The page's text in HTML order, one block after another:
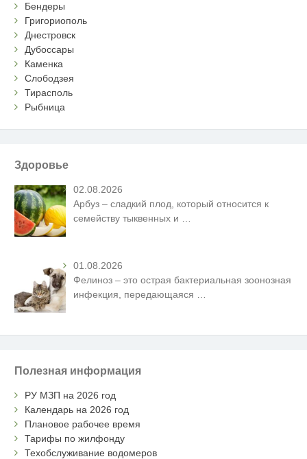
Бендеры
Григориополь
Днестровск
Дубоссары
Каменка
Слободзея
Тирасполь
Рыбница
Здоровье
02.08.2026
Арбуз – сладкий плод, который относится к
семейству тыквенных и
01.08.2026
Фелиноз – это острая бактериальная зоонозная
инфекция, передающаяся
Полезная информация
РУ МЗП на 2026 год
Календарь на 2026 год
Плановое рабочее время
Тарифы по жилфонду
Техобслуживание водомеров